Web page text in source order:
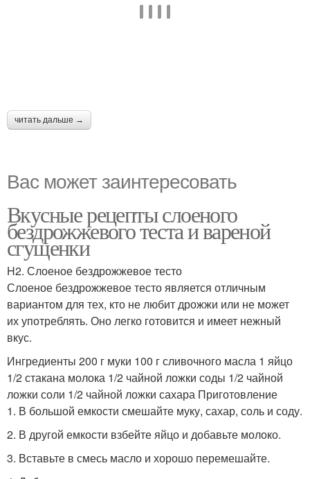
читать дальше →
Вас может заинтересовать
Вкусные рецепты слоеного
бездрожжевого теста и вареной
сгущенки
H2. Слоеное бездрожжевое тесто
Слоеное бездрожжевое тесто является отличным
вариантом для тех, кто не любит дрожжи или не может
их употреблять. Оно легко готовится и имеет нежный
вкус.
Ингредиенты 200 г муки 100 г сливочного масла 1 яйцо
1/2 стакана молока 1/2 чайной ложки соды 1/2 чайной
ложки соли 1/2 чайной ложки сахара Приготовление
1. В большой емкости смешайте муку, сахар, соль и соду.
2. В другой емкости взбейте яйцо и добавьте молоко.
3. Вставьте в смесь масло и хорошо перемешайте.